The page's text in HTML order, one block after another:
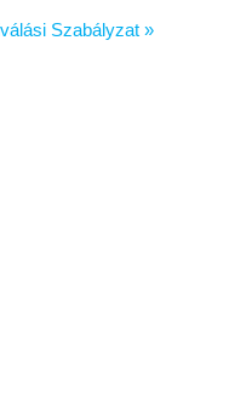
Szabályzat »